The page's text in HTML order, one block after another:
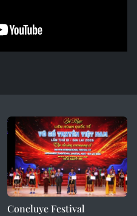
Concluye Festival